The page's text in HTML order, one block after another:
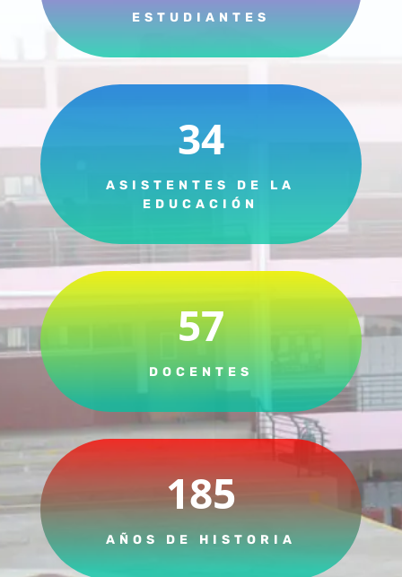
ESTUDIANTES
34
ASISTENTES DE LA
EDUCACIÓN
57
DOCENTES
185
AÑOS DE HISTORIA